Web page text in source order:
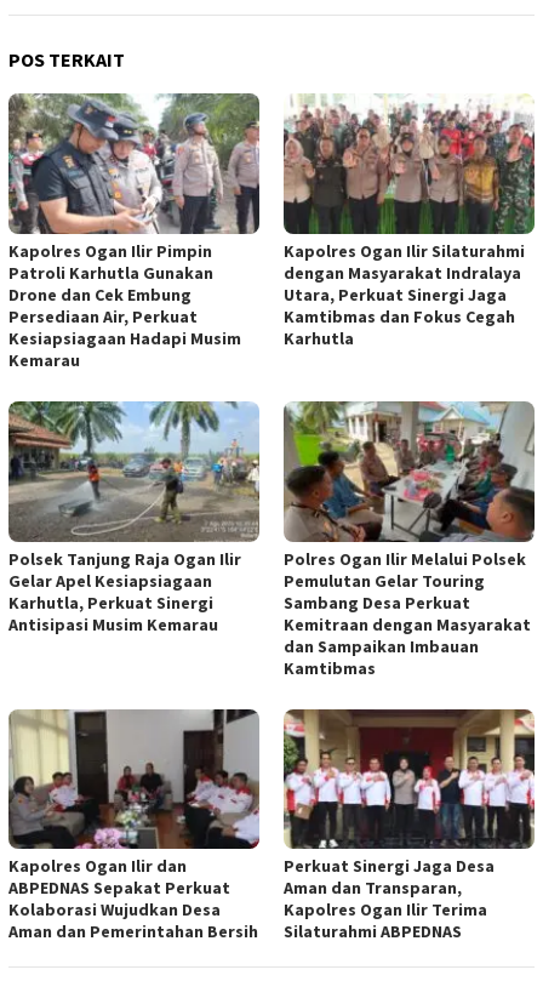
POS TERKAIT
Kapolres Ogan Ilir Pimpin
Patroli Karhutla Gunakan
Drone dan Cek Embung
Persediaan Air, Perkuat
Kesiapsiagaan Hadapi Musim
Kemarau
Kapolres Ogan Ilir Silaturahmi
dengan Masyarakat Indralaya
Utara, Perkuat Sinergi Jaga
Kamtibmas dan Fokus Cegah
Karhutla
Polsek Tanjung Raja Ogan Ilir
Gelar Apel Kesiapsiagaan
Karhutla, Perkuat Sinergi
Antisipasi Musim Kemarau
Polres Ogan Ilir Melalui Polsek
Pemulutan Gelar Touring
Sambang Desa Perkuat
Kemitraan dengan Masyarakat
dan Sampaikan Imbauan
Kamtibmas
Kapolres Ogan Ilir dan
ABPEDNAS Sepakat Perkuat
Kolaborasi Wujudkan Desa
Aman dan Pemerintahan Bersih
Perkuat Sinergi Jaga Desa
Aman dan Transparan,
Kapolres Ogan Ilir Terima
Silaturahmi ABPEDNAS